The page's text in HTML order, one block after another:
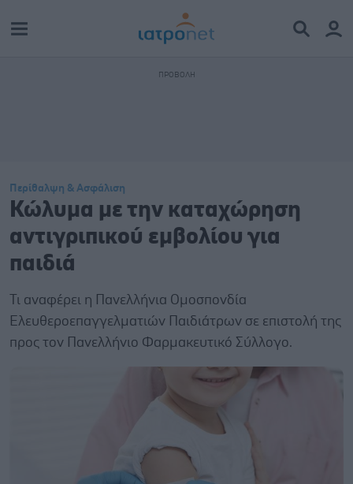
Περίθαλψη & Ασφάλιση
Κώλυμα με την καταχώρηση
αντιγριπικού εμβολίου για
παιδιά
Τι αναφέρει η Πανελλήνια Ομοσπονδία
Ελευθεροεπαγγελματιών Παιδιάτρων σε επιστολή της
προς τον Πανελλήνιο Φαρμακευτικό Σύλλογο.